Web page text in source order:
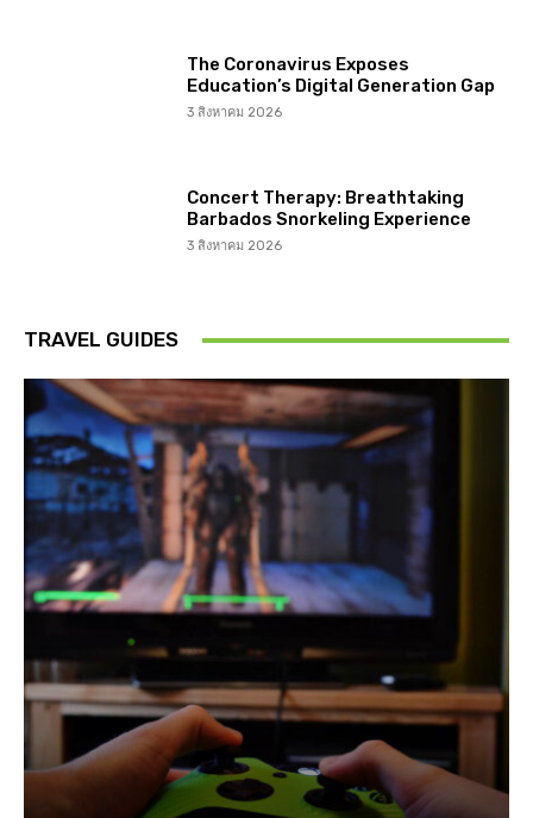
The Coronavirus Exposes
Education’s Digital Generation Gap
3 สิงหาคม 2026
Concert Therapy: Breathtaking
Barbados Snorkeling Experience
3 สิงหาคม 2026
TRAVEL GUIDES